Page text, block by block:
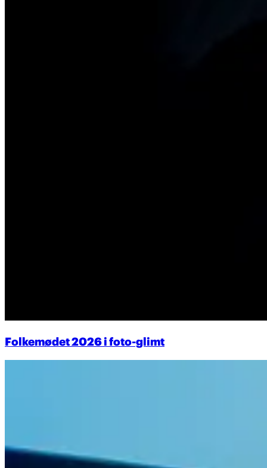
Folkemødet 2026 i foto-glimt